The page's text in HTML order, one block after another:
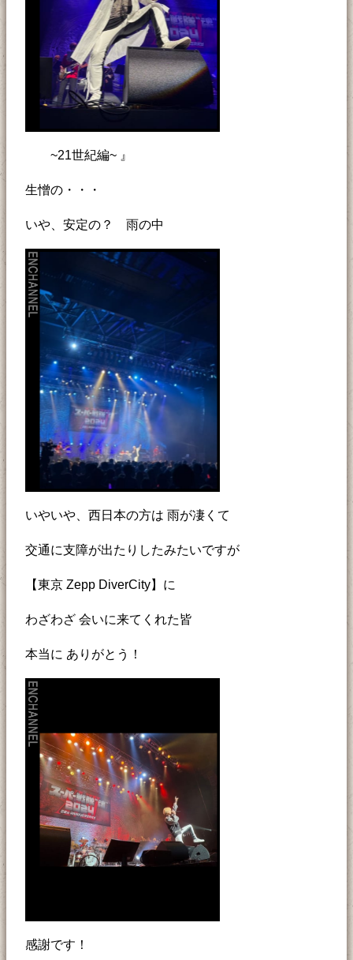
~21世紀編~ 』
生憎の・・・
いや、安定の？ 雨の中
いやいや、西日本の方は 雨が凄くて
交通に支障が出たりしたみたいですが
【東京 Zepp DiverCity】に
わざわざ 会いに来てくれた皆
本当に ありがとう！
感謝です！